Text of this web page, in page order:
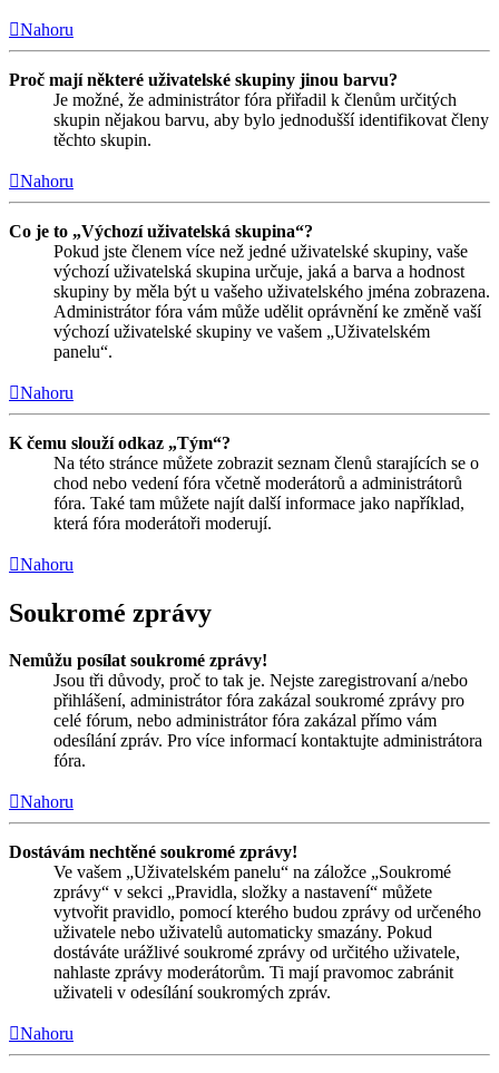
Nahoru
Proč mají některé uživatelské skupiny jinou barvu?
Je možné, že administrátor fóra přiřadil k členům určitých
skupin nějakou barvu, aby bylo jednodušší identifikovat členy
těchto skupin.
Nahoru
Co je to „Výchozí uživatelská skupina“?
Pokud jste členem více než jedné uživatelské skupiny, vaše
výchozí uživatelská skupina určuje, jaká a barva a hodnost
skupiny by měla být u vašeho uživatelského jména zobrazena.
Administrátor fóra vám může udělit oprávnění ke změně vaší
výchozí uživatelské skupiny ve vašem „Uživatelském
panelu“.
Nahoru
K čemu slouží odkaz „Tým“?
Na této stránce můžete zobrazit seznam členů starajících se o
chod nebo vedení fóra včetně moderátorů a administrátorů
fóra. Také tam můžete najít další informace jako například,
která fóra moderátoři moderují.
Nahoru
Soukromé zprávy
Nemůžu posílat soukromé zprávy!
Jsou tři důvody, proč to tak je. Nejste zaregistrovaní a/nebo
přihlášení, administrátor fóra zakázal soukromé zprávy pro
celé fórum, nebo administrátor fóra zakázal přímo vám
odesílání zpráv. Pro více informací kontaktujte administrátora
fóra.
Nahoru
Dostávám nechtěné soukromé zprávy!
Ve vašem „Uživatelském panelu“ na záložce „Soukromé
zprávy“ v sekci „Pravidla, složky a nastavení“ můžete
vytvořit pravidlo, pomocí kterého budou zprávy od určeného
uživatele nebo uživatelů automaticky smazány. Pokud
dostáváte urážlivé soukromé zprávy od určitého uživatele,
nahlaste zprávy moderátorům. Ti mají pravomoc zabránit
uživateli v odesílání soukromých zpráv.
Nahoru